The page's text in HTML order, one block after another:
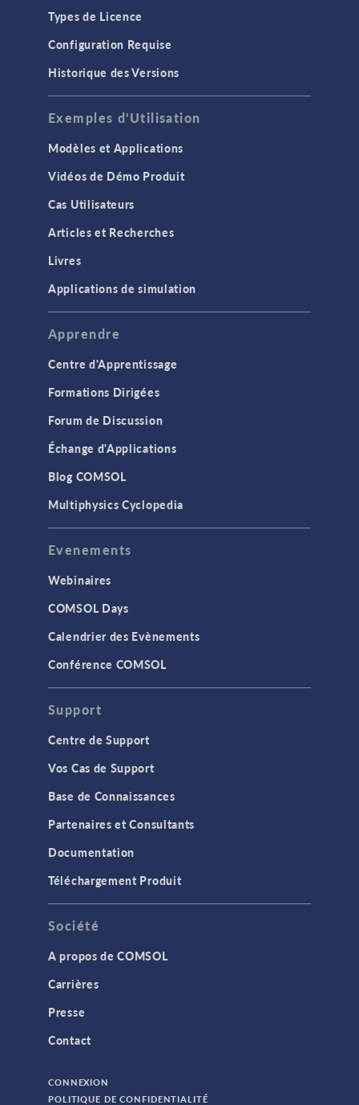
Types de Licence
Configuration Requise
Historique des Versions
Exemples d'Utilisation
Modèles et Applications
Vidéos de Démo Produit
Cas Utilisateurs
Articles et Recherches
Livres
Applications de simulation
Apprendre
Centre d'Apprentissage
Formations Dirigées
Forum de Discussion
Échange d'Applications
Blog COMSOL
Multiphysics Cyclopedia
Evenements
Webinaires
COMSOL Days
Calendrier des Evènements
Conférence COMSOL
Support
Centre de Support
Vos Cas de Support
Base de Connaissances
Partenaires et Consultants
Documentation
Téléchargement Produit
Société
A propos de COMSOL
Carrières
Presse
Contact
CONNEXION
POLITIQUE DE CONFIDENTIALITÉ